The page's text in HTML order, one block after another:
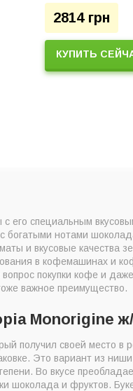
2814 грн
КУПИТЬ
с его специальным
богатыми нотами
и вкусовые
в кофемашинах и
покупки кофе и
важное преимущество.
Monorigine ж/
получил своей место в
Это вариант из
Во вкусе
шоколада и фруктов.